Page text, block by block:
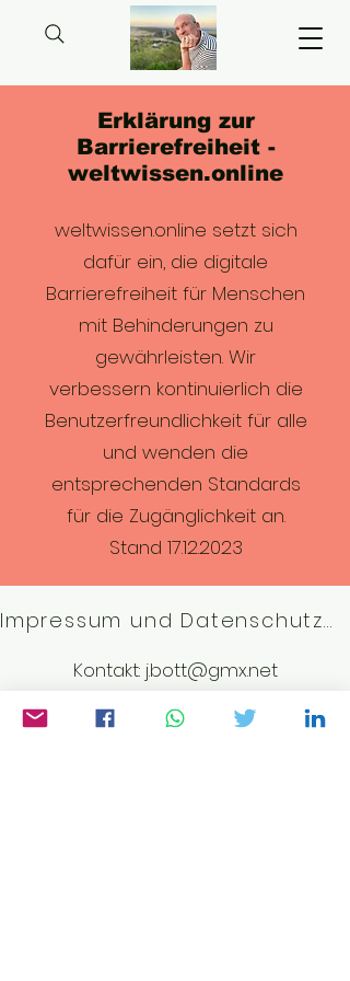
Erklärung zur
Barrierefreiheit -
weltwissen.online
weltwissen.online setzt sich
dafür ein, die digitale
Barrierefreiheit für Menschen
mit Behinderungen zu
gewährleisten. Wir
verbessern kontinuierlich die
Benutzerfreundlichkeit für alle
und wenden die
entsprechenden Standards
für die Zugänglichkeit an.
Stand 17.12.2023
Impressum und Datenschutzerklärung
Kontakt: j.bott@gmx.net
©2023 von Weltwissen